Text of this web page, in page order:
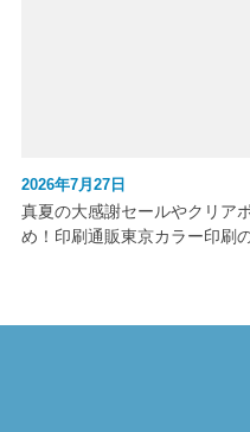
2026年7月27日
真夏の大感謝セールやクリア
め！印刷通販東京カラー印刷